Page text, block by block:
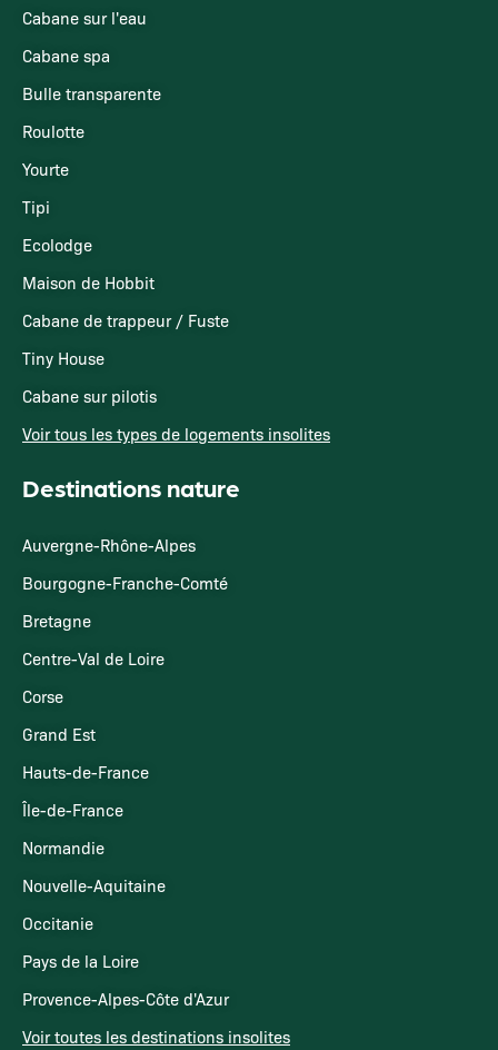
Cabane sur l'eau
Cabane spa
Bulle transparente
Roulotte
Yourte
Tipi
Ecolodge
Maison de Hobbit
Cabane de trappeur / Fuste
Tiny House
Cabane sur pilotis
Voir tous les types de logements insolites
Destinations nature
Auvergne-Rhône-Alpes
Bourgogne-Franche-Comté
Bretagne
Centre-Val de Loire
Corse
Grand Est
Hauts-de-France
Île-de-France
Normandie
Nouvelle-Aquitaine
Occitanie
Pays de la Loire
Provence-Alpes-Côte d'Azur
Voir toutes les destinations insolites